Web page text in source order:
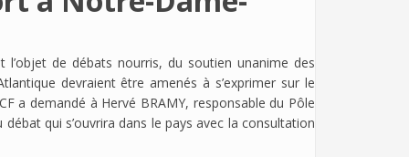
de débats nourris, du soutien unanime des
devraient être amenés à s’exprimer sur le
a demandé à Hervé BRAMY, responsable du Pôle
qui s’ouvrira dans le pays avec la consultation